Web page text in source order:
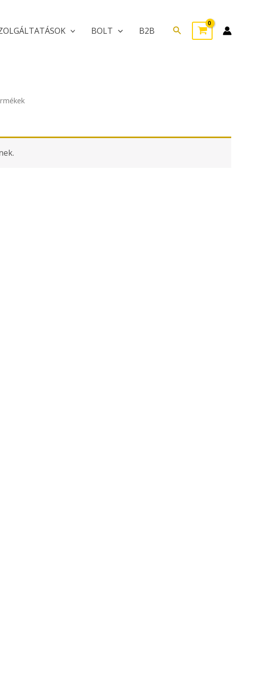
BOLT B2B Search